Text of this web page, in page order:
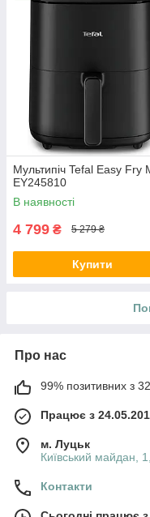
Мультипіч Tefal Easy Fry
EY245810
В наявності
4 799 ₴ 5 279 ₴
Купити
Про нас
99% позитивних з
Працює з
м. Луцьк
Київський майдан,
Контакти